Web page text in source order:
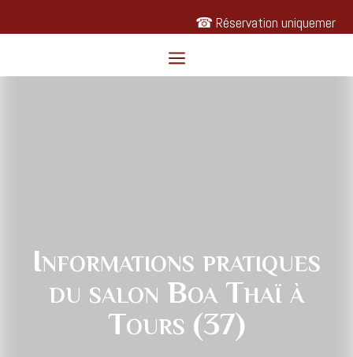
☎ Réservation
a
Informations pratiques
du salon Boa Thaï à
Tours (37)